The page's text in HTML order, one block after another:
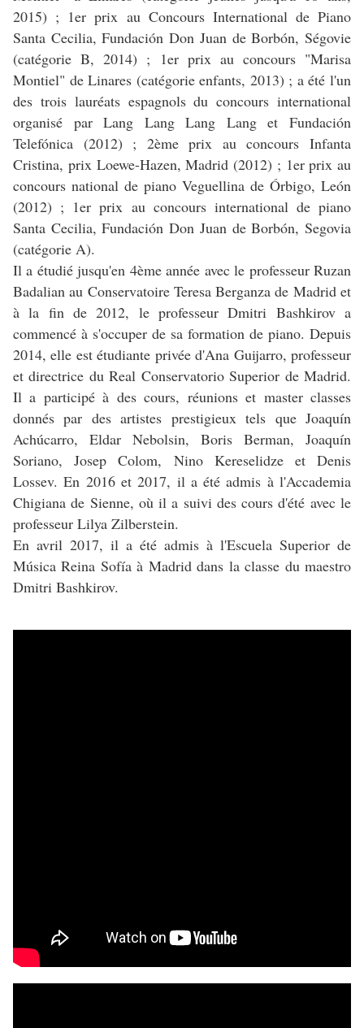
2015) ; 1er prix au Concours International de Piano
Santa Cecilia, Fundación Don Juan de Borbón, Ségovie
(catégorie B, 2014) ; 1er prix au concours "Marisa
Montiel" de Linares (catégorie enfants, 2013) ; a été l'un
des trois lauréats espagnols du concours international
organisé par Lang Lang Lang Lang et Fundación
Telefónica (2012) ; 2ème prix au concours Infanta
Cristina, prix Loewe-Hazen, Madrid (2012) ; 1er prix au
concours national de piano Veguellina de Órbigo, León
(2012) ; 1er prix au concours international de piano
Santa Cecilia, Fundación Don Juan de Borbón, Segovia
(catégorie A).
Il a étudié jusqu'en 4ème année avec le professeur Ruzan
Badalian au Conservatoire Teresa Berganza de Madrid et
à la fin de 2012, le professeur Dmitri Bashkirov a
commencé à s'occuper de sa formation de piano. Depuis
2014, elle est étudiante privée d'Ana Guijarro, professeur
et directrice du Real Conservatorio Superior de Madrid.
Il a participé à des cours, réunions et master classes
donnés par des artistes prestigieux tels que Joaquín
Achúcarro, Eldar Nebolsin, Boris Berman, Joaquín
Soriano, Josep Colom, Nino Kereselidze et Denis
Lossev. En 2016 et 2017, il a été admis à l'Accademia
Chigiana de Sienne, où il a suivi des cours d'été avec le
professeur Lilya Zilberstein.
En avril 2017, il a été admis à l'Escuela Superior de
Música Reina Sofía à Madrid dans la classe du maestro
Dmitri Bashkirov.